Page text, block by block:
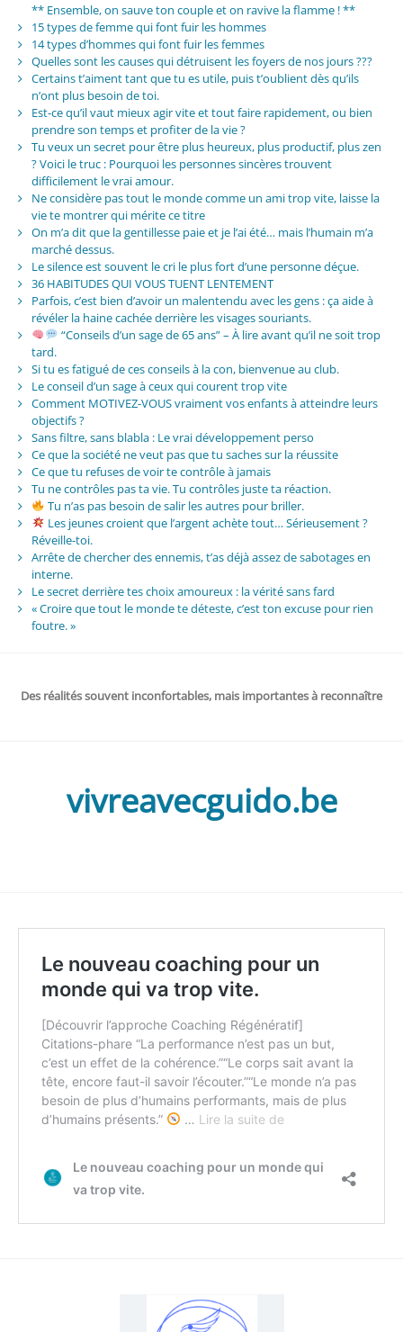
** Ensemble, on sauve ton couple et on ravive la flamme ! **
15 types de femme qui font fuir les hommes
14 types d’hommes qui font fuir les femmes
Quelles sont les causes qui détruisent les foyers de nos jours ???
Certains t’aiment tant que tu es utile, puis t’oublient dès qu’ils
n’ont plus besoin de toi.
Est-ce qu’il vaut mieux agir vite et tout faire rapidement, ou bien
prendre son temps et profiter de la vie ?
Tu veux un secret pour être plus heureux, plus productif, plus zen
? Voici le truc : Pourquoi les personnes sincères trouvent
difficilement le vrai amour.
Ne considère pas tout le monde comme un ami trop vite, laisse la
vie te montrer qui mérite ce titre
On m’a dit que la gentillesse paie et je l’ai été… mais l’humain m’a
marché dessus.
Le silence est souvent le cri le plus fort d’une personne déçue.
36 HABITUDES QUI VOUS TUENT LENTEMENT
Parfois, c’est bien d’avoir un malentendu avec les gens : ça aide à
révéler la haine cachée derrière les visages souriants.
“Conseils d’un sage de 65 ans” – À lire avant qu’il ne soit trop
tard.
Si tu es fatigué de ces conseils à la con, bienvenue au club.
Le conseil d’un sage à ceux qui courent trop vite
Comment MOTIVEZ-VOUS vraiment vos enfants à atteindre leurs
objectifs ?
Sans filtre, sans blabla : Le vrai développement perso
Ce que la société ne veut pas que tu saches sur la réussite
Ce que tu refuses de voir te contrôle à jamais
Tu ne contrôles pas ta vie. Tu contrôles juste ta réaction.
Tu n’as pas besoin de salir les autres pour briller.
Les jeunes croient que l’argent achète tout… Sérieusement ?
Réveille-toi.
Arrête de chercher des ennemis, t’as déjà assez de sabotages en
interne.
Le secret derrière tes choix amoureux : la vérité sans fard
« Croire que tout le monde te déteste, c’est ton excuse pour rien
foutre. »
Des réalités souvent inconfortables, mais importantes à reconnaître
vivreavecguido.be